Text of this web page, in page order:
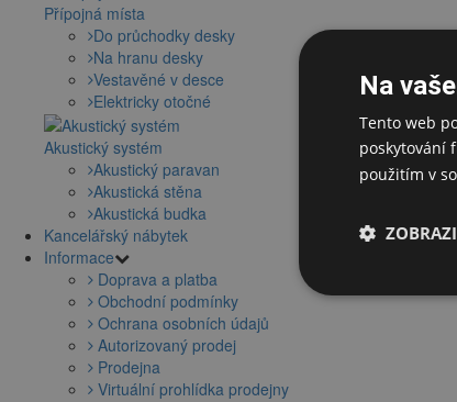
Přípojná místa
Do průchodky desky
Na hranu desky
Vestavěné v desce
Elektricky otočné
Akustický systém
Akustický paravan
Akustická stěna
Akustická budka
Kancelářský nábytek
Informace
Doprava a platba
Obchodní podmínky
Ochrana osobních údajů
Autorizovaný prodej
Prodejna
Virtuální prohlídka prodejny
Na
Tento web
poskytování
použitím v